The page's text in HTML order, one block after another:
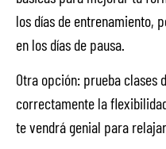
los días de entrenamiento,
en los días de pausa.
Otra opción: prueba clases
correctamente la
te vendrá genial para